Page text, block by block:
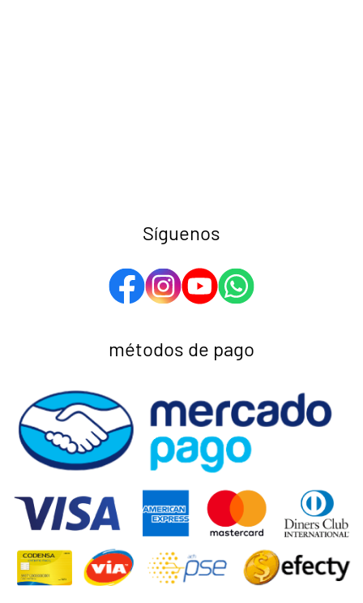
Síguenos
métodos de pago